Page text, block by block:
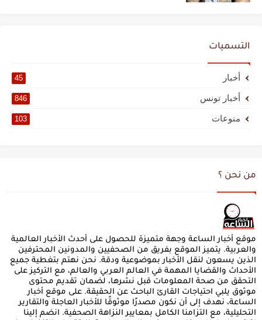
التسميات
أخبار 45
أخبار تونس 846
منوعات 103
من نحن ؟
موقع أخبار الساعة وجهة متميزة للحصول على أحدث الأخبار العالمية
والعربية. يتميز الموقع بفريق من الصحفيين والمدونين المحترفين
الذين يسعون لنقل الأخبار بموضوعية ودقة. نحن نهتم بتغطية جميع
الأحداث والقضايا المهمة في العالم العربي والعالم، مع التركيز على
التحقق من صحة المعلومات قبل نشرها، لضمان تقديم محتوى
موثوق يلبي احتياجات القارئ الباحث عن الحقيقة. على موقع أخبار
الساعة، نهدف إلى أن نكون مصدرًا موثوقًا للأخبار العاجلة والتقارير
التحليلية، مع التزامنا الكامل بمعايير النزاهة الصحفية. انضم إلينا